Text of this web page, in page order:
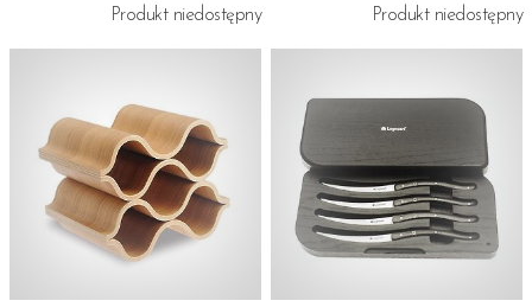
Produkt niedostępny Produkt niedostępny